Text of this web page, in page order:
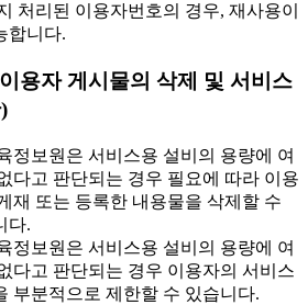
처리된 이용자번호의 경우, 재사용이
합니다.
용자 게시물의 삭제 및 서비스
정보원은 서비스용 설비의 용량에 여
다고 판단되는 경우 필요에 따라 이용
재 또는 등록한 내용물을 삭제할 수
다.
정보원은 서비스용 설비의 용량에 여
다고 판단되는 경우 이용자의 서비스
부분적으로 제한할 수 있습니다.